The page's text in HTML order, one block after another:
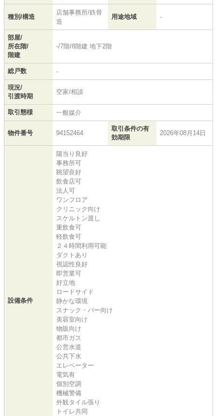
種別/構造
店舗事務所/鉄骨
造
用途地域 -
部屋/
所在階/
階建
-/7階/8階建 地下2階
総戸数 -
現況/
引渡時期
空家/相談
取引態様 一般媒介
物件番号 94152464
取引条件の有
効期限
2026年08月14日
設備条件
陽当り良好
事務所可
眺望良好
飲食店可
法人可
ワンフロア
クリニック向け
スケルトン渡し
重飲食可
軽飲食可
２４時間利用可能
ダクトあり
視認性良好
即営業可
好立地
ロードサイド
静かな環境
スナック・バー向け
美容室向け
物販向け
都市ガス
公営水道
公共下水
エレベーター
電気有
個別空調
機械警備
外観タイル張り
トイレ共同